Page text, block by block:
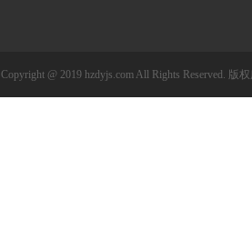
Copyright @ 2019 hzdyjs.com All Rights Reserved.